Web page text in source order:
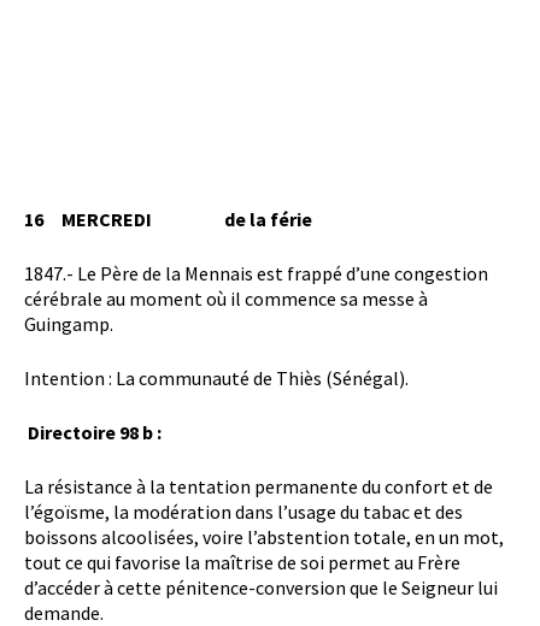
16 MERCREDI de la férie
1847.- Le Père de la Mennais est frappé d’une congestion
cérébrale au moment où il commence sa messe à
Guingamp.
Intention : La communauté de Thiès (Sénégal).
Directoire 98 b :
La résistance à la tentation permanente du confort et de
l’égoïsme, la modération dans l’usage du tabac et des
boissons alcoolisées, voire l’abstention totale, en un mot,
tout ce qui favorise la maîtrise de soi permet au Frère
d’accéder à cette pénitence-conversion que le Seigneur lui
demande.